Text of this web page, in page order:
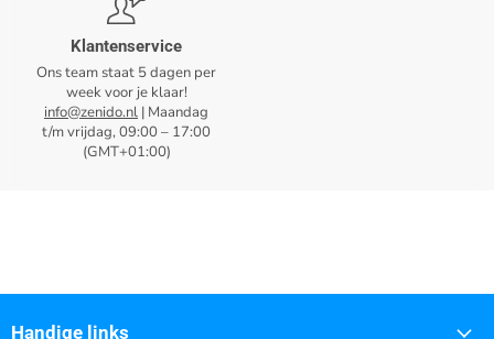
Klantenservice
Ons team staat 5 dagen per
week voor je klaar!
info@zenido.nl | Maandag
t/m vrijdag, 09:00 – 17:00
(GMT+01:00)
Handige links